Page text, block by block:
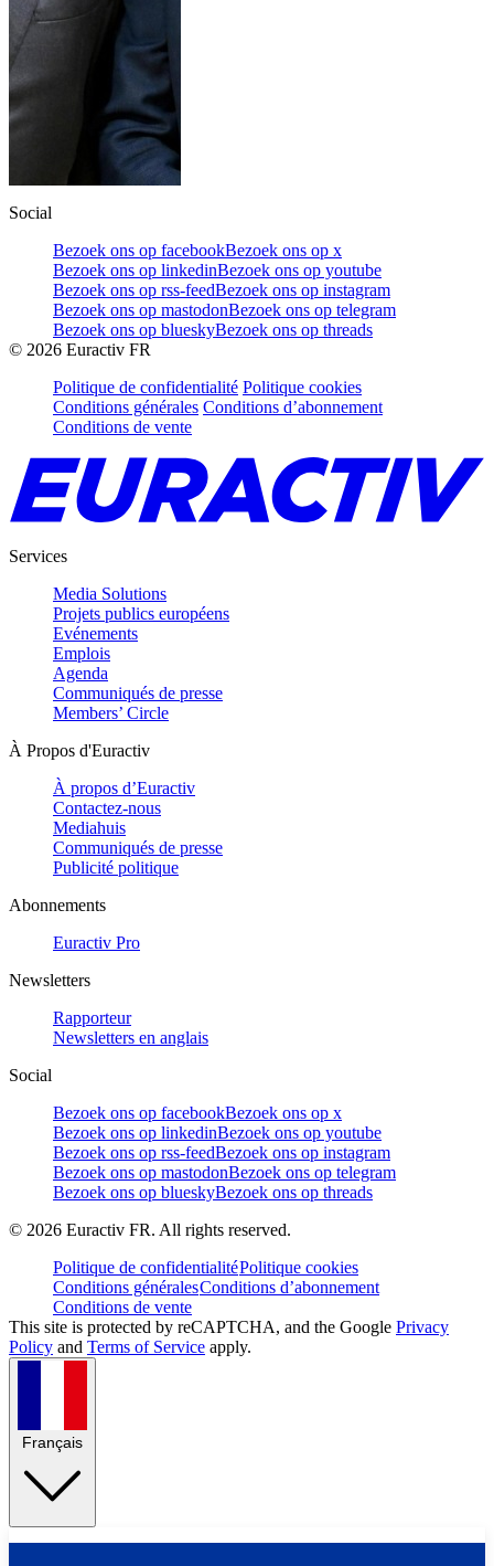
Social
Bezoek ons op facebookBezoek ons op x
Bezoek ons op linkedinBezoek ons op youtube
Bezoek ons op rss-feedBezoek ons op instagram
Bezoek ons op mastodonBezoek ons op telegram
Bezoek ons op blueskyBezoek ons op threads
© 2026 Euractiv FR
Politique de confidentialité Politique cookies
Conditions générales Conditions d’abonnement
Conditions de vente
Services
Media Solutions
Projets publics européens
Evénements
Emplois
Agenda
Communiqués de presse
Members’ Circle
À Propos d'Euractiv
À propos d’Euractiv
Contactez-nous
Mediahuis
Communiqués de presse
Publicité politique
Abonnements
Euractiv Pro
Newsletters
Rapporteur
Newsletters en anglais
Social
Bezoek ons op facebookBezoek ons op x
Bezoek ons op linkedinBezoek ons op youtube
Bezoek ons op rss-feedBezoek ons op instagram
Bezoek ons op mastodonBezoek ons op telegram
Bezoek ons op blueskyBezoek ons op threads
© 2026 Euractiv FR. All rights reserved.
Politique de confidentialitéPolitique cookies
Conditions généralesConditions d’abonnement
Conditions de vente
This site is protected by reCAPTCHA, and the Google Privacy
Policy and Terms of Service apply.
Français